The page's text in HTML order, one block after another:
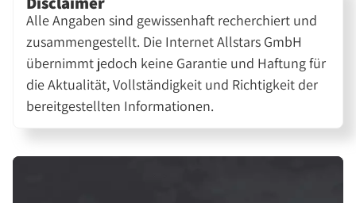
Alle Angaben sind gewissenhaft recherchiert und
zusammengestellt. Die Internet Allstars GmbH
übernimmt jedoch keine Garantie und Haftung für
die Aktualität, Vollständigkeit und Richtigkeit der
bereitgestellten Informationen.